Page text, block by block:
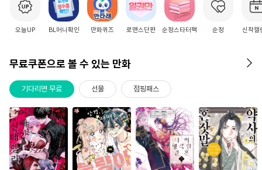
오늘UP BL머니확인 만화퀴즈 로맨스단편 순정스타터팩 순정 신작캘
무료쿠폰으로 볼 수 있는 만화
기다리면 무료 선물 점핑패스